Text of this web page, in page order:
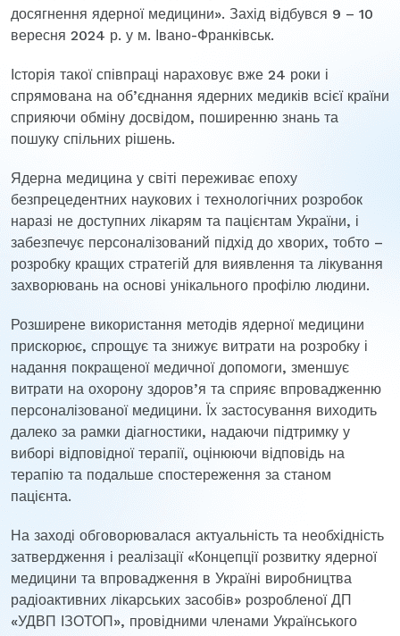
досягнення ядерної медицини». Захід відбувся 9 – 10
вересня 2024 р. у м. Івано-Франківськ.
Історія такої співпраці нараховує вже 24 роки і
спрямована на об’єднання ядерних медиків всієї країни
сприяючи обміну досвідом, поширенню знань та
пошуку спільних рішень.
Ядерна медицина у світі переживає епоху
безпрецедентних наукових і технологічних розробок
наразі не доступних лікарям та пацієнтам України, і
забезпечує персоналізований підхід до хворих, тобто –
розробку кращих стратегій для виявлення та лікування
захворювань на основі унікального профілю людини.
Розширене використання методів ядерної медицини
прискорює, спрощує та знижує витрати на розробку і
надання покращеної медичної допомоги, зменшує
витрати на охорону здоров’я та сприяє впровадженню
персоналізованої медицини. Їх застосування виходить
далеко за рамки діагностики, надаючи підтримку у
виборі відповідної терапії, оцінюючи відповідь на
терапію та подальше спостереження за станом
пацієнта.
На заході обговорювалася актуальність та необхідність
затвердження і реалізації «Концепції розвитку ядерної
медицини та впровадження в Україні виробництва
радіоактивних лікарських засобів» розробленої ДП
«УДВП ІЗОТОП», провідними членами Українського